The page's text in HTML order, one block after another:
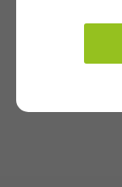
1000 beträgt